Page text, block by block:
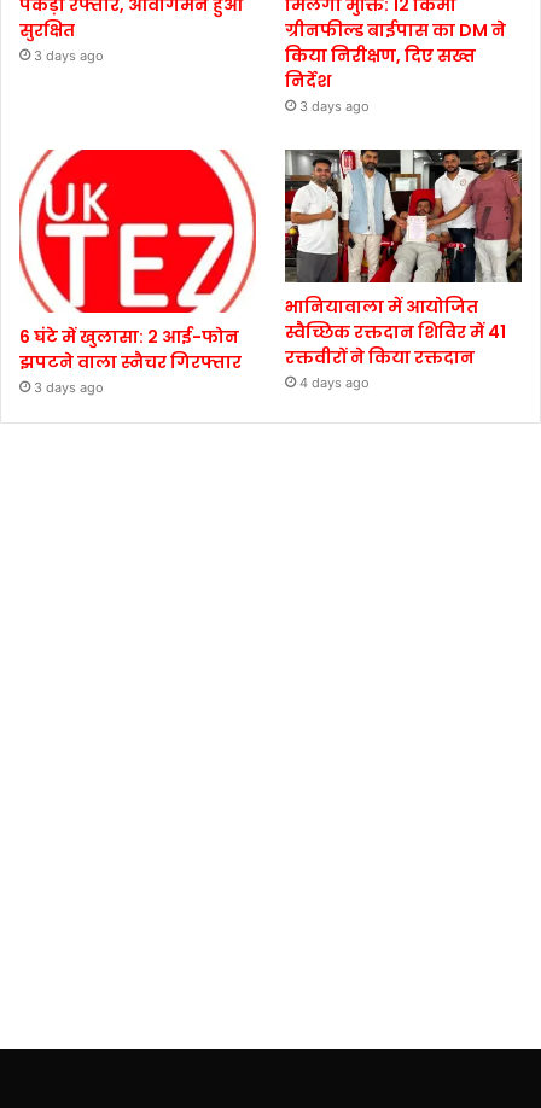
सुरक्षित
3 days ago
ग्रीनफील्ड बाईपास का DM ने
किया निरीक्षण, दिए सख्त
निर्देश
3 days ago
6 घंटे में खुलासा: 2 आई-फोन
झपटने वाला स्नैचर गिरफ्तार
3 days ago
भानियावाला में आयोजित
स्वैच्छिक रक्तदान शिविर में 41
रक्तवीरों ने किया रक्तदान
4 days ago